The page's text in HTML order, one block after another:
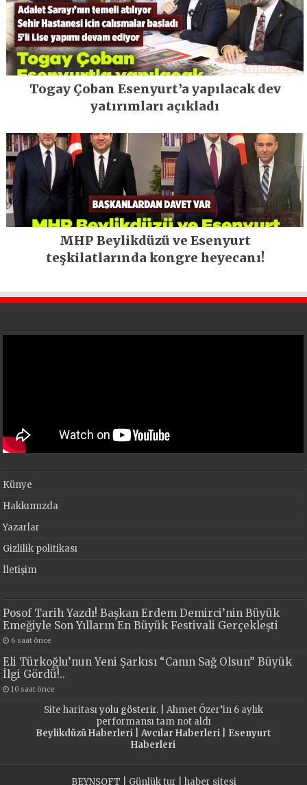
Togay Çoban Esenyurt’a yapılacak dev
yatırımları açıkladı
MHP Beylikdüzü ve Esenyurt
teşkilatlarında kongre heyecanı!
Künye
Hakkımızda
Yazarlar
Gizlilik politikası
İletişim
Posof Tarih Yazdı! Başkan Erdem Demirci’nin Büyük
Emeğiyle Son Yılların En Büyük Festivali Gerçekleşti
6 saat önce
Eli Türkoğlu’nun Yeni Şarkısı “Canın Sağ Olsun” Büyük
İlgi Gördü!..
10 saat önce
Site haritasıyolu gösterir. | Ahmet Özer’in 6 aylık
performansı tam not aldı
Beylikdüzü Haberleri| Avcılar Haberleri| Esenyurt
Haberleri
BEYNSOFT Günlük tur haber sitesi